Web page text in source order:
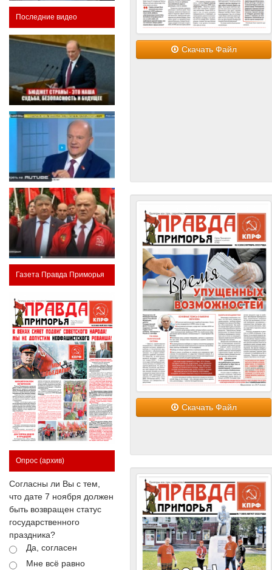
Последние видео
Газета Правда Приморья
Опрос (архив)
Согласны ли Вы с тем,
что дате 7 ноября должен
быть возвращен статус
государственного
праздника?
Да, согласен
Мне всё равно
Скачать Файл
Скачать Файл